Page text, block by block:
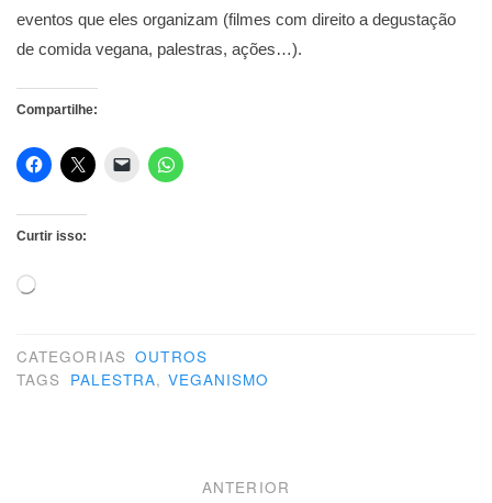
eventos que eles organizam (filmes com direito a degustação
de comida vegana, palestras, ações…).
Compartilhe:
Curtir isso:
Carregando...
CATEGORIAS OUTROS
TAGS PALESTRA, VEGANISMO
NavegaçãoANTERIOR